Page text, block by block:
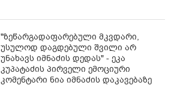
ევროპისკენ. სულხან-
ერეკლე II-სგან ჩავვარდით
რა ვთქვა მეტი. მე
პარიზში. აქ რომ საბჭოთა
ევროპაში და ოთხი
საფრანგეთსა და ნიუ-
მასწავლიან, რა არის
"ზეწარგადაფარებული მკვდარი,
უსულოდ დაგდებული შვილი არ
უნახავს იმნაძის დედას" - ეკა
კუპატაძის პირველი ემოციური
კომენტარი ნია იმნაძის დაკავებაზე